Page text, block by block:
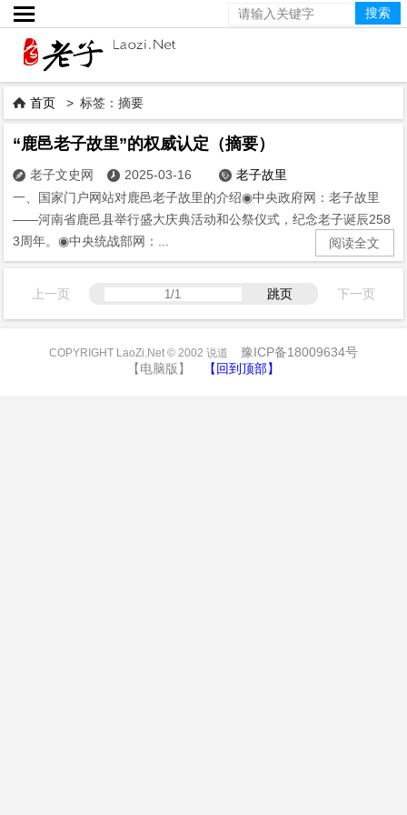

 首页 > 标签：摘要
“鹿邑老子故里”的权威认定（摘要）
 老子文史网  2025-03-16  老子故里
一、国家门户网站对鹿邑老子故里的介绍◉中央政府网：老子故里
——河南省鹿邑县举行盛大庆典活动和公祭仪式，纪念老子诞辰258
3周年。◉中央统战部网：...
阅读全文
上一页 跳页 下一页
COPYRIGHT LaoZi.Net © 2002 说道
豫ICP备18009634号
【电脑版】
【回到顶部】